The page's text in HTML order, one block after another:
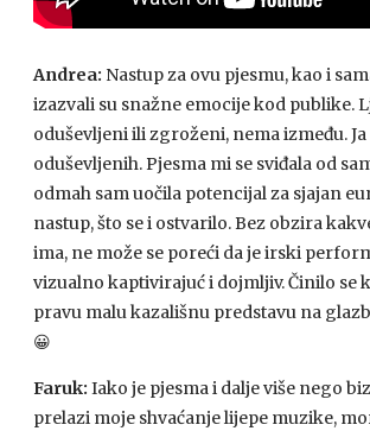
Andrea: Nastup za ovu pjesmu, kao i
izazvali su snažne emocije kod publike.
oduševljeni ili zgroženi, nema između.
oduševljenih. Pjesma mi se sviđala od
odmah sam uočila potencijal za sjajan
nastup, što se i ostvarilo. Bez obzira
ima, ne može se poreći da je irski
vizualno kaptivirajuć i dojmljiv. Činilo se
pravu malu kazališnu predstavu na
😀
Faruk: Iako je pjesma i dalje više nego
prelazi moje shvaćanje lijepe muzike,